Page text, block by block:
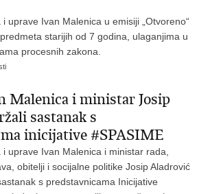
uprave Ivan Malenica u emisiji „Otvoreno“
starijih od 7 godina, ulaganjima u
procesnih zakona.
Malenica i ministar Josip
sastanak s
inicijative #SPASIME
uprave Ivan Malenica i ministar rada,
obitelji i socijalne politike Josip Aladrović
s predstavnicama Inicijative